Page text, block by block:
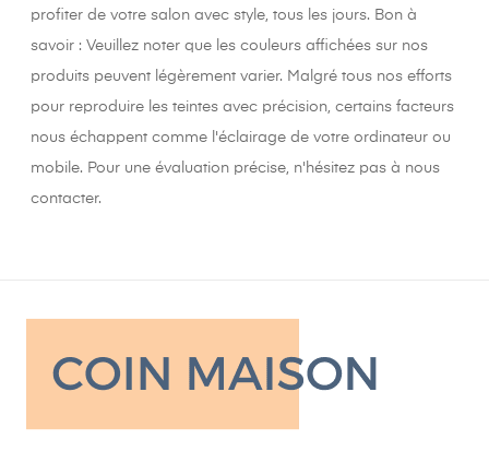
profiter de votre salon avec style, tous les jours. Bon à
savoir : Veuillez noter que les couleurs affichées sur nos
produits peuvent légèrement varier. Malgré tous nos efforts
pour reproduire les teintes avec précision, certains facteurs
nous échappent comme l'éclairage de votre ordinateur ou
mobile. Pour une évaluation précise, n'hésitez pas à nous
contacter.